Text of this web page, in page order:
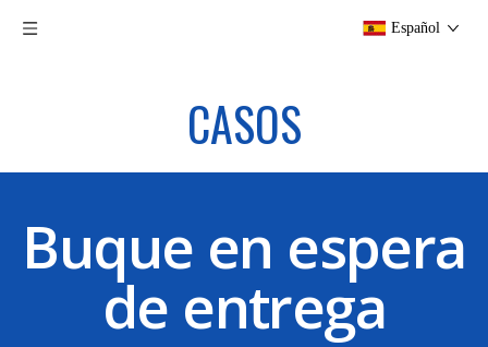
Español
CASOS
Buque en espera
de entrega